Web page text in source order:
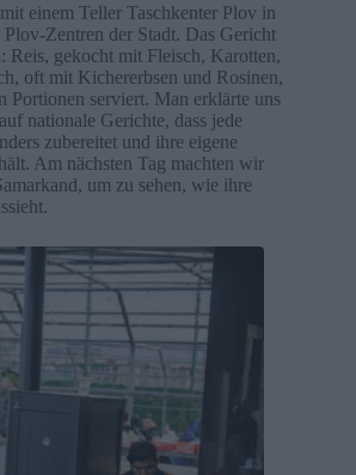
einem Teller Taschkenter Plov in
Plov-Zentren der Stadt. Das Gericht
Reis, gekocht mit Fleisch, Karotten,
oft mit Kichererbsen und Rosinen,
Portionen serviert. Man erklärte uns
nationale Gerichte, dass jede
zubereitet und ihre eigene
Am nächsten Tag machten wir
um zu sehen, wie ihre